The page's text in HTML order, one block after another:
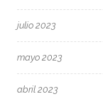
julio 2023
mayo 2023
abril 2023